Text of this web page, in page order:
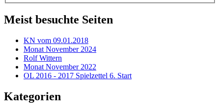
Meist besuchte Seiten
KN vom 09.01.2018
Monat November 2024
Rolf Wittern
Monat November 2022
OL 2016 - 2017 Spielzettel 6. Start
Kategorien